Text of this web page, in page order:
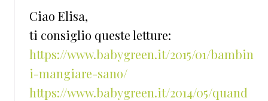
Ciao Elisa,
ti consiglio queste letture:
https://www.babygreen.it/2015/01/bambin
i-mangiare-sano/
https://www.babygreen.it/2014/05/quand